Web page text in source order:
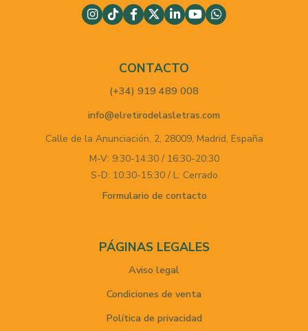
CONTACTO
(+34) 919 489 008
info@elretirodelasletras.com
Calle de la Anunciación, 2, 28009, Madrid, España
M-V: 9:30-14:30 / 16:30-20:30
S-D: 10:30-15:30 / L: Cerrado
Formulario de contacto
PÁGINAS LEGALES
Aviso legal
Condiciones de venta
Política de privacidad